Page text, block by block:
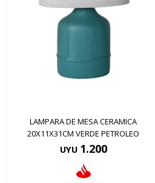
LAMPARA DE MESA CERAMICA
20X11X31CM VERDE PETROLEO
UYU 1.200